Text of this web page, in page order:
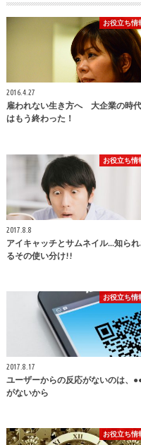
お役立ち情
2016.4.27
雇われない生き方へ 大企業の時代
はもう終わった！
お役立ち情
2017.8.8
アイキャッチとサムネイル...知ら
るその使い分け!!
お役立ち情
2017.8.17
ユーザーからの反応がないのは、
がないから
お役立ち情